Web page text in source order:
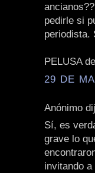
pedirle si
periodista.
PELUSA
29 DE
Anónimo
Sí, es
grave lo
invitando